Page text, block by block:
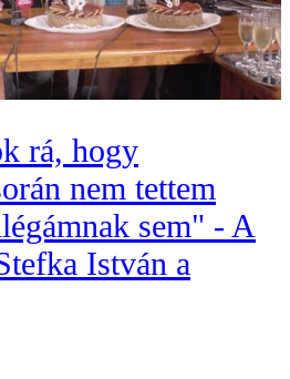
rá, hogy
nem tettem
sem" - A
István a